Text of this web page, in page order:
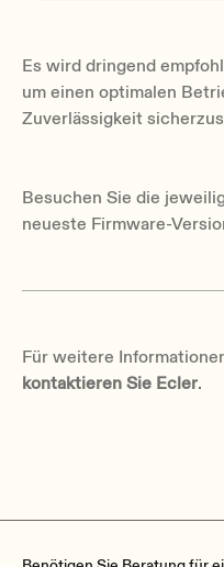
Es wird dringend
um einen optimalen
Zuverlässigkeit
Besuchen Sie die
neueste Firmware-
Für weitere
kontaktieren Sie Ecler.